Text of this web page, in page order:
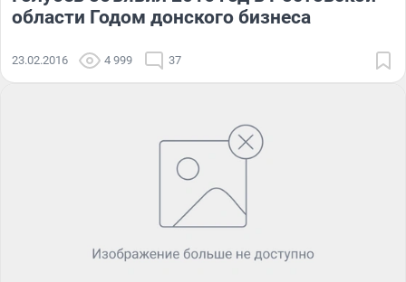
области Годом донского бизнеса
23.02.2016 4 999 37